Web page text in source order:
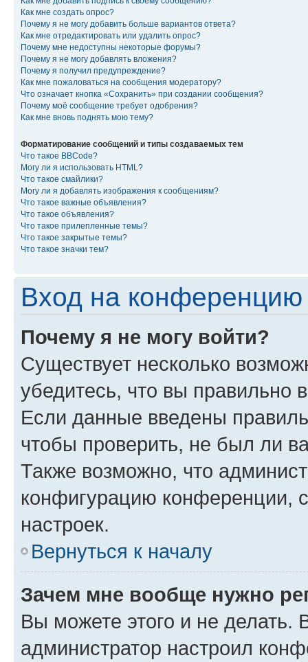
Как мне создать опрос?
Почему я не могу добавить больше вариантов ответа?
Как мне отредактировать или удалить опрос?
Почему мне недоступны некоторые форумы?
Почему я не могу добавлять вложения?
Почему я получил предупреждение?
Как мне пожаловаться на сообщения модератору?
Что означает кнопка «Сохранить» при создании сообщения?
Почему моё сообщение требует одобрения?
Как мне вновь поднять мою тему?
Форматирование сообщений и типы создаваемых тем
Что такое BBCode?
Могу ли я использовать HTML?
Что такое смайлики?
Могу ли я добавлять изображения к сообщениям?
Что такое важные объявления?
Что такое объявления?
Что такое прилепленные темы?
Что такое закрытые темы?
Что такое значки тем?
Вход на конференцию
Почему я не могу войти?
Существует несколько
убедитесь, что вы правильно
Если данные введены
чтобы проверить, не был ли
Также возможно, что
конфигурацию конференции,
настроек.
Вернуться к началу
Зачем мне вообще нужно
Вы можете этого и не делать.
администратор настроил